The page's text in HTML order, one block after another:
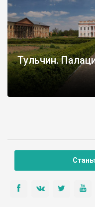
Тульчин.